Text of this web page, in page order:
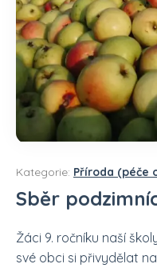
Kategorie: Příroda (péče
Sběr
Žáci 9. ročníku naší
své obci si přivydělat